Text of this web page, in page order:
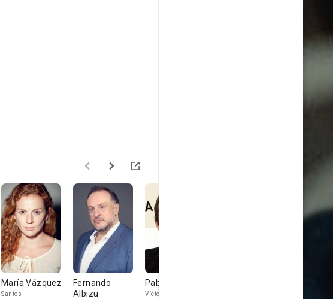
María Vázquez
Santos
Fernando
Albizu
Pablo Derqui
Víctor